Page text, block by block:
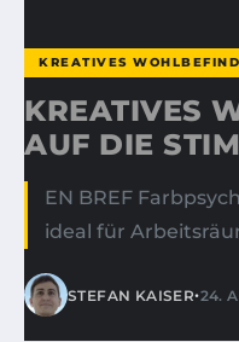
KREATIVES
KREATIVES
AUF DIE
EN BREF
ideal für
STEFAN KAISER•24.